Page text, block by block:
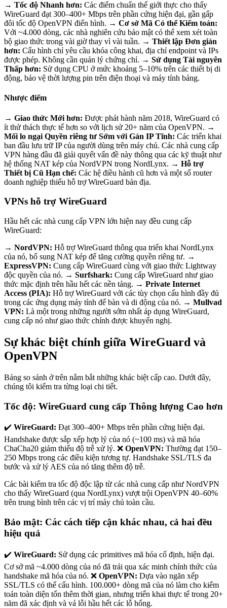
→ Tốc độ Nhanh hơn: Các điểm chuẩn thế giới thực cho thấy
WireGuard đạt 300–400+ Mbps trên phần cứng hiện đại, gần gấp
đôi tốc độ OpenVPN điển hình. → Cơ sở Mã Có thể Kiểm toán:
Với ~4.000 dòng, các nhà nghiên cứu bảo mật có thể xem xét toàn
bộ giao thức trong vài giờ thay vì vài tuần. → Thiết lập Đơn giản
hơn: Cấu hình chỉ yêu cầu khóa công khai, địa chỉ endpoint và IPs
được phép. Không cần quản lý chứng chỉ. → Sử dụng Tài nguyên
Thấp hơn: Sử dụng CPU ở mức khoảng 5–10% trên các thiết bị di
động, bảo vệ thời lượng pin trên điện thoại và máy tính bảng.
Nhược điểm
→ Giao thức Mới hơn: Được phát hành năm 2018, WireGuard có
ít thử thách thực tế hơn so với lịch sử 20+ năm của OpenVPN. →
Mối lo ngại Quyền riêng tư Sớm với Gán IP Tĩnh: Các triển khai
ban đầu lưu trữ IP của người dùng trên máy chủ. Các nhà cung cấp
VPN hàng đầu đã giải quyết vấn đề này thông qua các kỹ thuật như
hệ thống NAT kép của NordVPN trong NordLynx. → Hỗ trợ
Thiết bị Cũ Hạn chế: Các hệ điều hành cũ hơn và một số router
doanh nghiệp thiếu hỗ trợ WireGuard bản địa.
VPNs hỗ trợ WireGuard
Hầu hết các nhà cung cấp VPN lớn hiện nay đều cung cấp
WireGuard:
→ NordVPN: Hỗ trợ WireGuard thông qua triển khai NordLynx
của nó, bổ sung NAT kép để tăng cường quyền riêng tư. →
ExpressVPN: Cung cấp WireGuard cùng với giao thức Lightway
độc quyền của nó. → Surfshark: Cung cấp WireGuard như giao
thức mặc định trên hầu hết các nền tảng. → Private Internet
Access (PIA): Hỗ trợ WireGuard với các tùy chọn cấu hình đầy đủ
trong các ứng dụng máy tính để bàn và di động của nó. → Mullvad
VPN: Là một trong những người sớm nhất áp dụng WireGuard,
cung cấp nó như giao thức chính được khuyến nghị.
Sự khác biệt chính giữa WireGuard và
OpenVPN
Bảng so sánh ở trên nắm bắt những khác biệt cấp cao. Dưới đây,
chúng tôi kiểm tra từng loại chi tiết.
Tốc độ: WireGuard cung cấp Thông lượng Cao hơn
✔️ WireGuard: Đạt 300–400+ Mbps trên phần cứng hiện đại.
Handshake được sắp xếp hợp lý của nó (~100 ms) và mã hóa
ChaCha20 giảm thiểu độ trễ xử lý. ❌ OpenVPN: Thường đạt 150–
250 Mbps trong các điều kiện tương tự. Handshake SSL/TLS đa
bước và xử lý AES của nó tăng thêm độ trễ.
Các bài kiểm tra tốc độ độc lập từ các nhà cung cấp như NordVPN
cho thấy WireGuard (qua NordLynx) vượt trội OpenVPN 40–60%
trên trung bình trên các vị trí máy chủ toàn cầu.
Bảo mật: Các cách tiếp cận khác nhau, cả hai đều
hiệu quả
✔️ WireGuard: Sử dụng các primitives mã hóa cố định, hiện đại.
Cơ sở mã ~4.000 dòng của nó đã trải qua xác minh chính thức của
handshake mã hóa của nó. ❌ OpenVPN: Dựa vào ngăn xếp
SSL/TLS có thể cấu hình. 100.000+ dòng mã của nó làm cho kiểm
toán toàn diện tốn thêm thời gian, nhưng triển khai thực tế trong 20+
năm đã xác định và vá lỗi hầu hết các lỗ hổng.